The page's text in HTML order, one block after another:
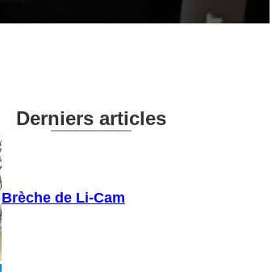
Derniers articles
Brèche de Li-Cam